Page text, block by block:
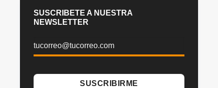
SUSCRIBETE A NUESTRA
NEWSLETTER